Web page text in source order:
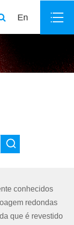
En
conhecidos
redondas
que é revestido